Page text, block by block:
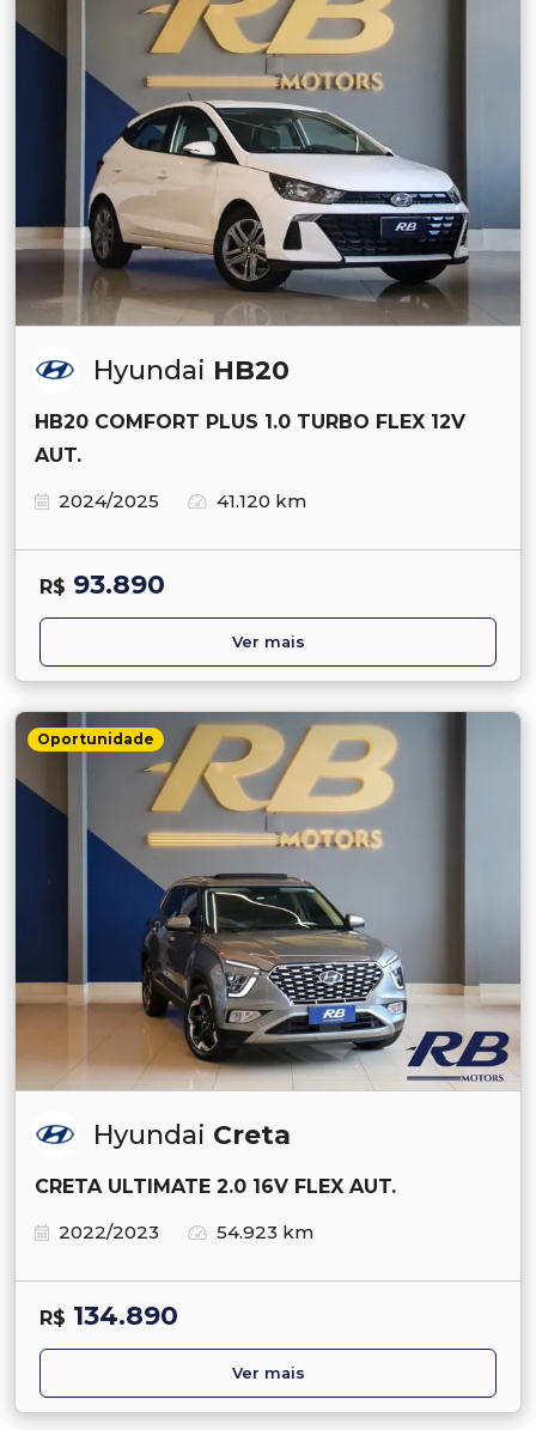
Hyundai HB20
HB20 COMFORT PLUS 1.0 TURBO FLEX 12V
AUT.
2024/2025
41.120 km
R$ 93.890
Ver mais
Oportunidade
Hyundai Creta
CRETA ULTIMATE 2.0 16V FLEX AUT.
2022/2023
54.923 km
R$ 134.890
Ver mais